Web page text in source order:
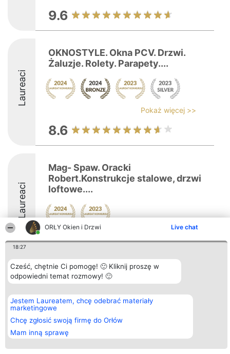
ORŁY Okien i Drzwi Live chat
18:27
Cześć, chętnie Ci pomogę! 🙂 Kliknij proszę w
odpowiedni temat rozmowy! 🙂
Jestem Laureatem, chcę odebrać materiały
marketingowe
Chcę zgłosić swoją firmę do Orłów
Mam inną sprawę
9.6
Laureaci
OKNOSTYLE. Okna PCV. Drzwi.
Żaluzje. Rolety. Parapety....
Pokaż więcej >>
8.6
Laureaci
Mag- Spaw. Oracki
Robert.Konstrukcje stalowe, drzwi
loftowe....
8.4
Organizator plebiscytu
Bright Side Solutions sp. z o.
ul. Ruska 22
Wrocław 50-079
KRS 0000749100 | Regon
381313360 | NIP 8943132676
+48 508 492 400
Plebiscyt
Laureaci
wszystkich
Regulamin
Kontakt